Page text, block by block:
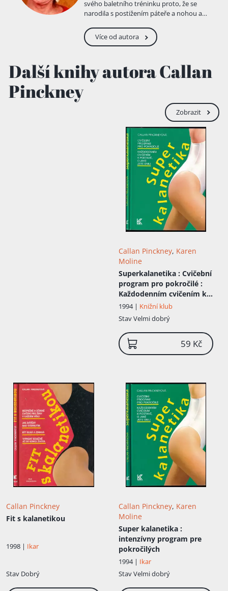
svého baletního tréninku proto, že se
narodila s postižením páteře a nohou a
stav. Původním jménem Barbara Biffinger
Pfeiffer Pinckney; jméno Callan si vybrala
Více od autora
Další knihy autora Callan
Pinckney
Zobrazit
Callan Pinckney, Karen
Moline
Superkalanetika : Cvičební
program pro pokročilé :
Každodenním cvičením k
postavě, o jaké jste snili
1994 | Knižní klub
StavVelmi dobrý
59 Kč
Callan Pinckney
Fit s kalanetikou
1998 | Ikar
Stav Dobrý
Callan Pinckney, Karen
Moline
Super kalanetika :
intenzívny program pre
pokročilých
1994 | Ikar
StavVelmi dobrý